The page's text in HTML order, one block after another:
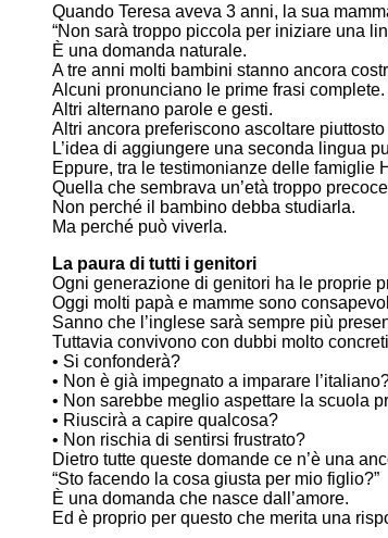
Quando Teresa aveva 3 anni, la sua
“Non sarà troppo piccola per iniziare una
È una domanda naturale.
A tre anni molti bambini stanno ancora
Alcuni pronunciano le prime frasi complete.
Altri alternano parole e gesti.
Altri ancora preferiscono ascoltare
L’idea di aggiungere una seconda lingua
Eppure, tra le testimonianze delle famiglie
Quella che sembrava un’età troppo
Non perché il bambino debba studiarla.
Ma perché può viverla.
La paura di tutti i genitori
Ogni generazione di genitori ha le proprie
Oggi molti papà e mamme sono
Sanno che l’inglese sarà sempre più
Tuttavia convivono con dubbi molto
• Si confonderà?
• Non è già impegnato a imparare
• Non sarebbe meglio aspettare la scuola
• Riuscirà a capire qualcosa?
• Non rischia di sentirsi frustrato?
Dietro tutte queste domande ce n’è una
“Sto facendo la cosa giusta per mio figlio?”
È una domanda che nasce dall’amore.
Ed è proprio per questo che merita una